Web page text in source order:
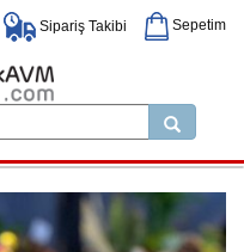
Sipariş Takibi Sepetim